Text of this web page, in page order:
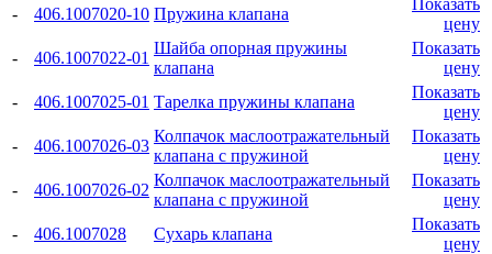
-
406.1007020-10 Пружина клапана
цену
-
406.1007022-01
Шайба опорная пружины
клапана
Показать
цену
-
406.1007025-01 Тарелка пружины клапана
Показать
цену
-
406.1007026-03
Колпачок маслоотражательный
клапана с пружиной
Показать
цену
-
406.1007026-02
Колпачок маслоотражательный
клапана с пружиной
Показать
цену
-
406.1007028 Сухарь клапана
Показать
цену